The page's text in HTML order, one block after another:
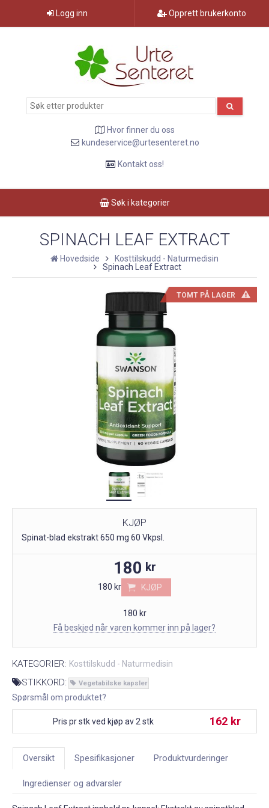
Logg inn Opprett brukerkonto
Hvor finner du oss
kundeservice@urtesenteret.no
Kontakt oss!
Søk i kategorier
SPINACH LEAF EXTRACT
Hovedside
Kosttilskudd - Naturmedisin
Spinach Leaf Extract
TOMT PÅ LAGER
KJØP
Spinat-blad ekstrakt 650 mg 60 Vkpsl.
180 kr
180 kr KJØP
180 kr
Få beskjed når varen kommer inn på lager?
KATEGORIER: Kosttilskudd - Naturmedisin
STIKKORD: Vegetabilske kapsler
Spørsmål om produktet?
Pris pr stk ved kjøp av 2 stk 162 kr
Oversikt Spesifikasjoner Produktvurderinger
Ingredienser og advarsler